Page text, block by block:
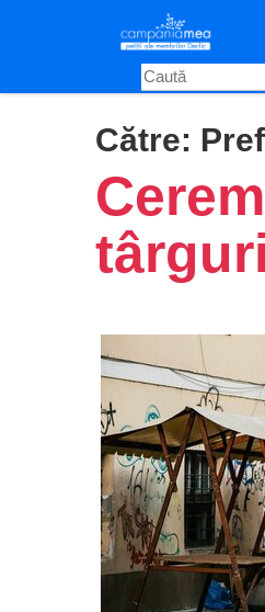
content
Către: